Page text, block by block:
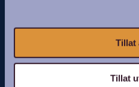
Tillat
Tillat
Ingen
Siden du ser etter ble ikke
søket ditt, eller bruk menyen.